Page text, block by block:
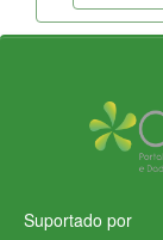
Suportado por